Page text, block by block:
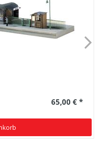
65,00 € *